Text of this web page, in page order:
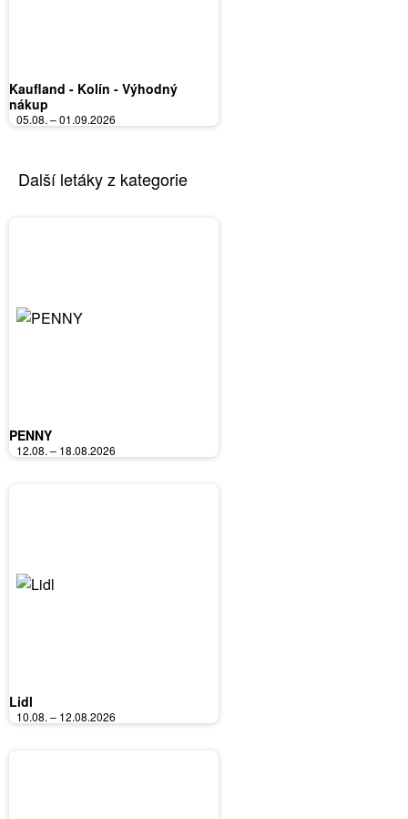
Kaufland - Kolín - Výhodný
nákup
05.08. – 01.09.2026
Další letáky z kategorie
PENNY
12.08. – 18.08.2026
Lidl
10.08. – 12.08.2026